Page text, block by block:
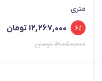
متری
13,050,000تومان
قیمت
اصلی
13,050,000 تومان
12,267,000 تومان
قیمت
فعلی
12,267,000 تومان
6%